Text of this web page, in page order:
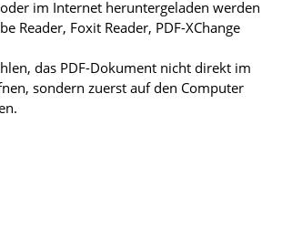
im Internet heruntergeladen werden
Reader, Foxit Reader, PDF-XChange
das PDF-Dokument nicht direkt im
sondern zuerst auf den Computer